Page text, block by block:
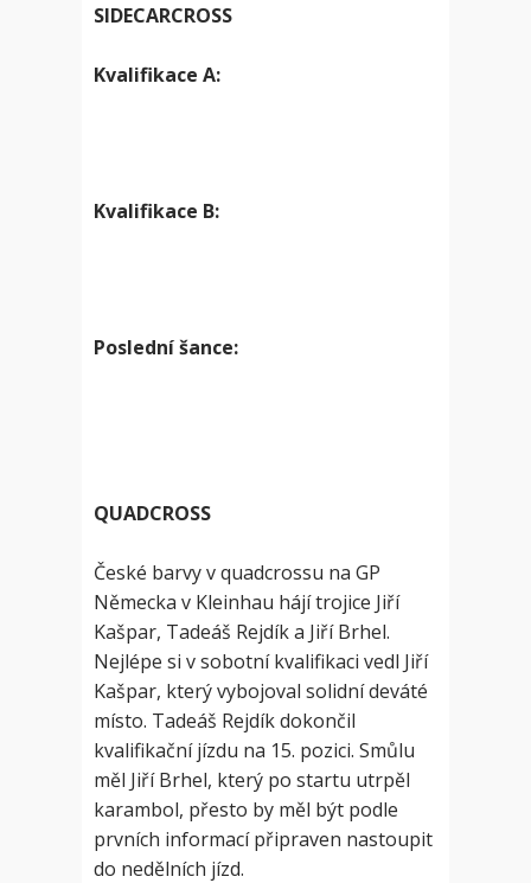
SIDECARCROSS
Kvalifikace A:
Kvalifikace B:
Poslední šance:
QUADCROSS
České barvy v quadcrossu na GP
Německa v Kleinhau hájí trojice Jiří
Kašpar, Tadeáš Rejdík a Jiří Brhel.
Nejlépe si v sobotní kvalifikaci vedl Jiří
Kašpar, který vybojoval solidní deváté
místo. Tadeáš Rejdík dokončil
kvalifikační jízdu na 15. pozici. Smůlu
měl Jiří Brhel, který po startu utrpěl
karambol, přesto by měl být podle
prvních informací připraven nastoupit
do nedělních jízd.